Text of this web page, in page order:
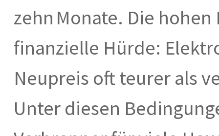
zehn Monate. Die
finanzielle Hürde:
Neupreis oft teurer als
Unter diesen